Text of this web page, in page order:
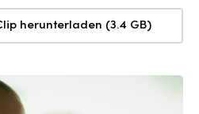
herunterladen (3.4 GB)